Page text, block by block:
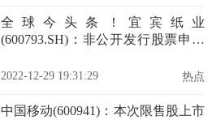
全球今头条！宜宾纸业
(600793.SH)：非公开发行股票申请
2022-12-29 19:31:29 热点
中国移动(600941)：本次限售股上市